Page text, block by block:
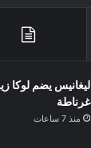
ليغانيس يضم لوكا
غرناطة
منذ 7 ساعات